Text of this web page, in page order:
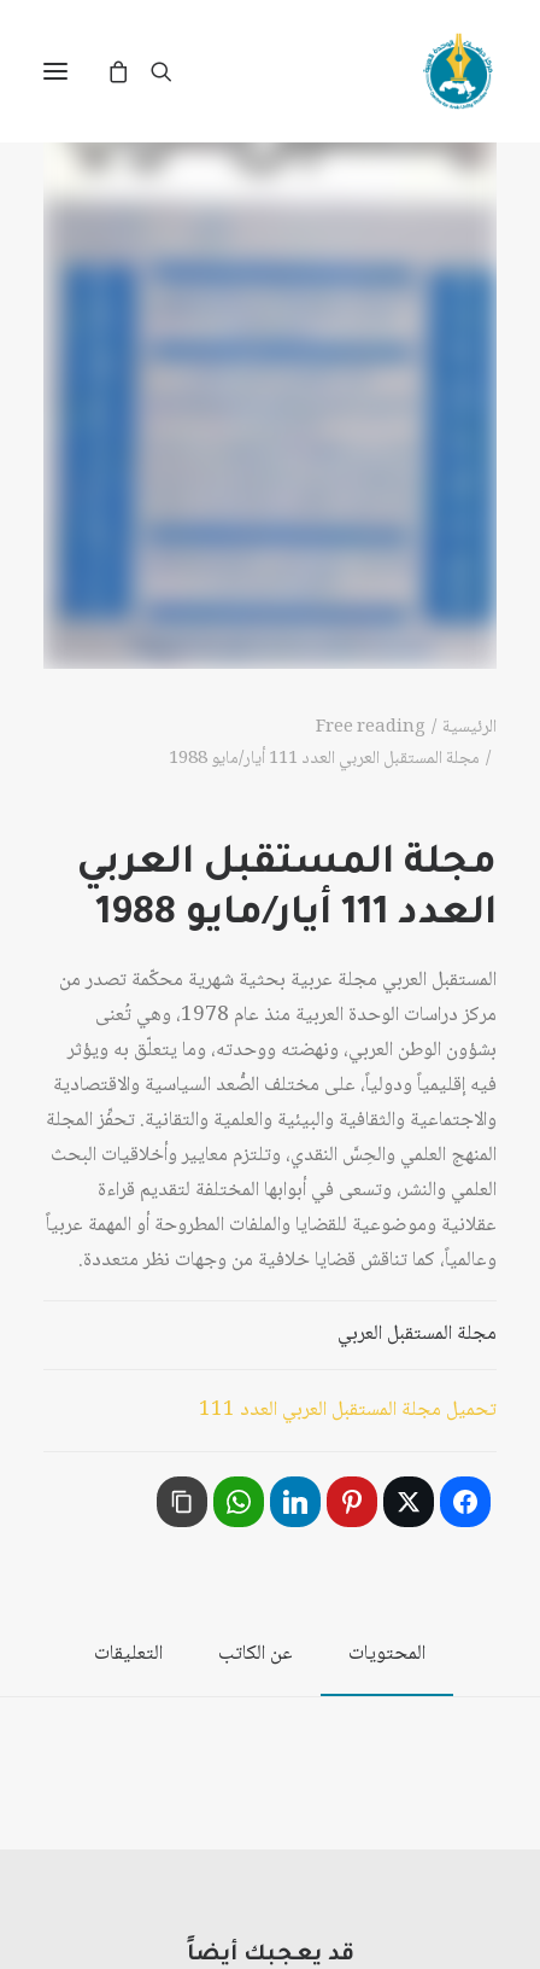
الرئيسية
Free reading
مجلة المستقبل العربي العدد 111 أيار/مايو 1988
مجلة المستقبل العربي
العدد 111 أيار/مايو 1988
المستقبل العربي مجلة عربية بحثية شهرية محكّمة تصدر من
مركز دراسات الوحدة العربية منذ عام 1978، وهي تُعنى
بشؤون الوطن العربي، ونهضته ووحدته، وما يتعلّق به ويؤثر
فيه إقليمياً ودولياً، على مختلف الصُّعد السياسية والاقتصادية
والاجتماعية والثقافية والبيئية والعلمية والتقانية. تحفِّز المجلة
المنهج العلمي والحِسَّ النقدي، وتلتزم معايير وأخلاقيات البحث
العلمي والنشر، وتسعى في أبوابها المختلفة لتقديم قراءة
عقلانية وموضوعية للقضايا والملفات المطروحة أو المهمة عربياً
وعالمياً، كما تناقش قضايا خلافية من وجهات نظر متعددة.
مجلة المستقبل العربي
تحميل مجلة المستقبل العربي العدد 111
المحتويات عن الكاتب التعليقات
قد يعجبك أيضاً